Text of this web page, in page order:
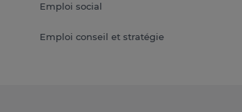
Emploi social
Emploi conseil et stratégie